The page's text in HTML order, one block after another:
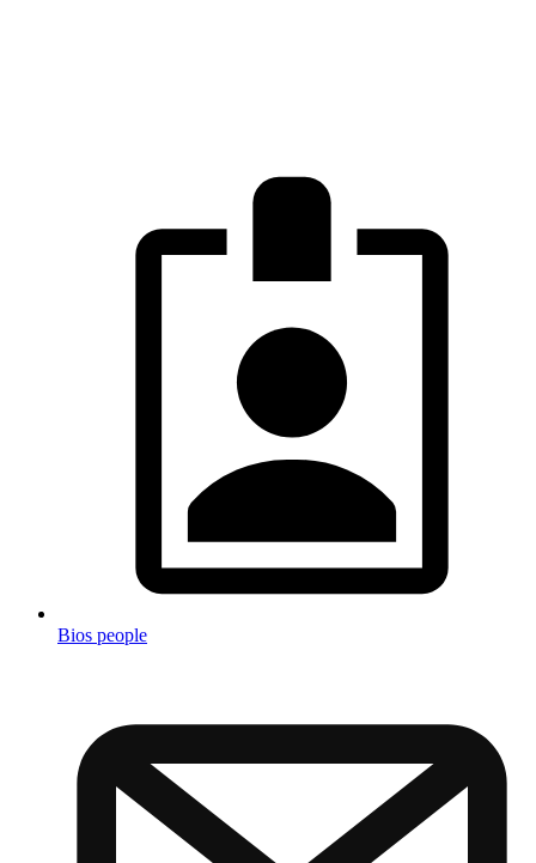
Bios people